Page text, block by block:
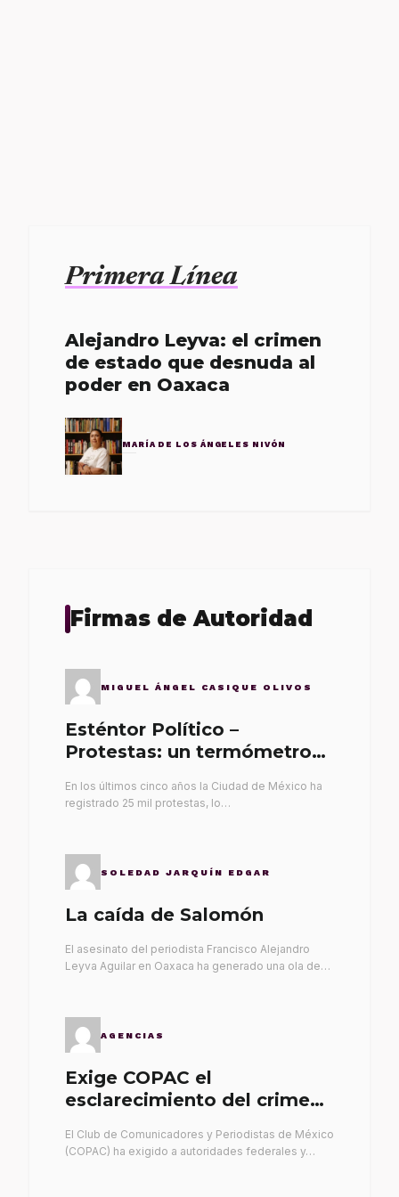
Primera Línea
Alejandro Leyva: el crimen
de estado que desnuda al
poder en Oaxaca
MARÍA DE LOS ÁNGELES NIVÓN
Firmas de Autoridad
MIGUEL ÁNGEL CASIQUE OLIVOS
Esténtor Político –
Protestas: un termómetro
En los últimos cinco años la Ciudad de México ha
registrado 25 mil protestas, lo…
SOLEDAD JARQUÍN EDGAR
La caída de Salomón
El asesinato del periodista Francisco Alejandro
Leyva Aguilar en Oaxaca ha generado una ola de…
AGENCIAS
Exige COPAC el
esclarecimiento del crimen
El Club de Comunicadores y Periodistas de México
(COPAC) ha exigido a autoridades federales y…